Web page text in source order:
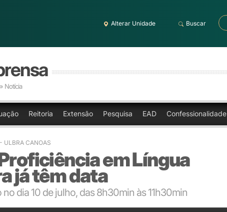
Alterar Unidade Buscar
» Notícia
Reitoria Extensão Pesquisa EAD Confessionalidade
- ULBRA CANOAS
em Língua
já têm data
dia 10 de julho, das 8h30min às 11h30min